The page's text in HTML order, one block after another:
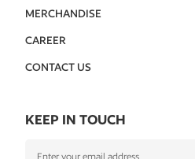
MERCHANDISE
CAREER
CONTACT US
KEEP IN TOUCH